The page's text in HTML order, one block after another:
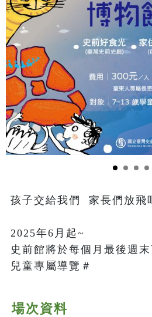
孩子交給我們  家長們放飛
2025年6月起~
史前館將於每個月最後週
兒童專屬導覽＃
場次資料